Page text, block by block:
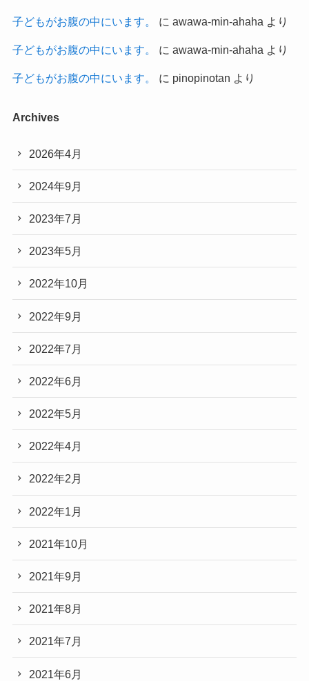
子どもがお腹の中にいます。 に awawa-min-ahaha より
子どもがお腹の中にいます。 に awawa-min-ahaha より
子どもがお腹の中にいます。 に pinopinotan より
Archives
2026年4月
2024年9月
2023年7月
2023年5月
2022年10月
2022年9月
2022年7月
2022年6月
2022年5月
2022年4月
2022年2月
2022年1月
2021年10月
2021年9月
2021年8月
2021年7月
2021年6月